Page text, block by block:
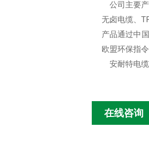
公司主要产
无卤电缆、
产品通过中
欧盟环保指
安耐特电缆
在线咨询